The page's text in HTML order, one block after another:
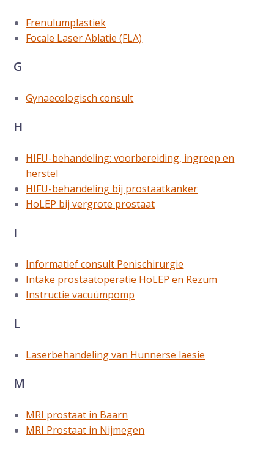
Frenulumplastiek
Focale Laser Ablatie (FLA)
G
Gynaecologisch consult
H
HIFU-behandeling: voorbereiding, ingreep en
herstel
HIFU-behandeling bij prostaatkanker
HoLEP bij vergrote prostaat
I
Informatief consult Penischirurgie
Intake prostaatoperatie HoLEP en Rezum
Instructie vacuümpomp
L
Laserbehandeling van Hunnerse laesie
M
MRI prostaat in Baarn
MRI Prostaat in Nijmegen